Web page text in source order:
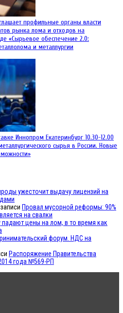
профильные органы власти
рынка лома и отходов на
«Сырьевое обеспечение 2.0:
и металлургии
Иннопром Екатеринбург 10.30-12.00
сырья в России. Новые
ужесточит выдачу лицензий на
Провал мусорной реформы: 90%
на свалки
падают цены на лом, в то время как
форум. НДС на
Распоряжение Правительства
года №569-РП